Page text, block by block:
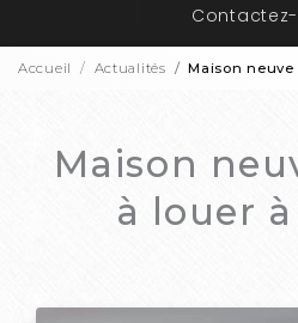
Accueil Actualités Maison neuve
Maison
à louer